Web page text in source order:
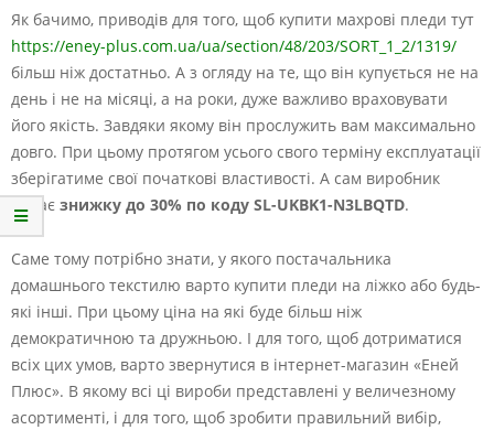
Як бачимо, приводів для того, щоб купити махрові пледи тут
https://eney-plus.com.ua/ua/section/48/203/SORT_1_2/1319/
більш ніж достатньо. А з огляду на те, що він купується не на
день і не на місяці, а на роки, дуже важливо враховувати
його якість. Завдяки якому він прослужить вам максимально
довго. При цьому протягом усього свого терміну експлуатації
зберігатиме свої початкові властивості. А сам виробник
надає знижку до 30% по коду SL-UKBK1-N3LBQTD.
Саме тому потрібно знати, у якого постачальника
домашнього текстилю варто купити пледи на ліжко або будь-
які інші. При цьому ціна на які буде більш ніж
демократичною та дружньою. І для того, щоб дотриматися
всіх цих умов, варто звернутися в інтернет-магазин «Еней
Плюс». В якому всі ці вироби представлені у величезному
асортименті, і для того, щоб зробити правильний вибір,